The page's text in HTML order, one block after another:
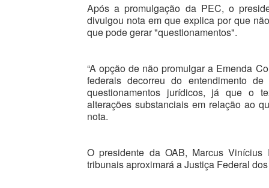
Após a promulgação da PEC, o
divulgou nota em que explica por que
que pode gerar "questionamentos".
“A opção de não promulgar a Emenda
federais decorreu do entendimento
questionamentos jurídicos, já que o
alterações substanciais em relação ao
nota.
O presidente da OAB, Marcus
tribunais aproximará a Justiça Federal